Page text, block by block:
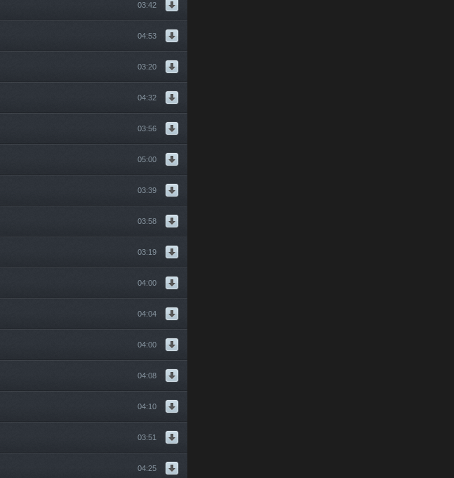
03:42
04:53
03:20
04:32
03:56
05:00
03:39
03:58
03:19
04:00
04:04
04:00
04:08
04:10
03:51
04:25